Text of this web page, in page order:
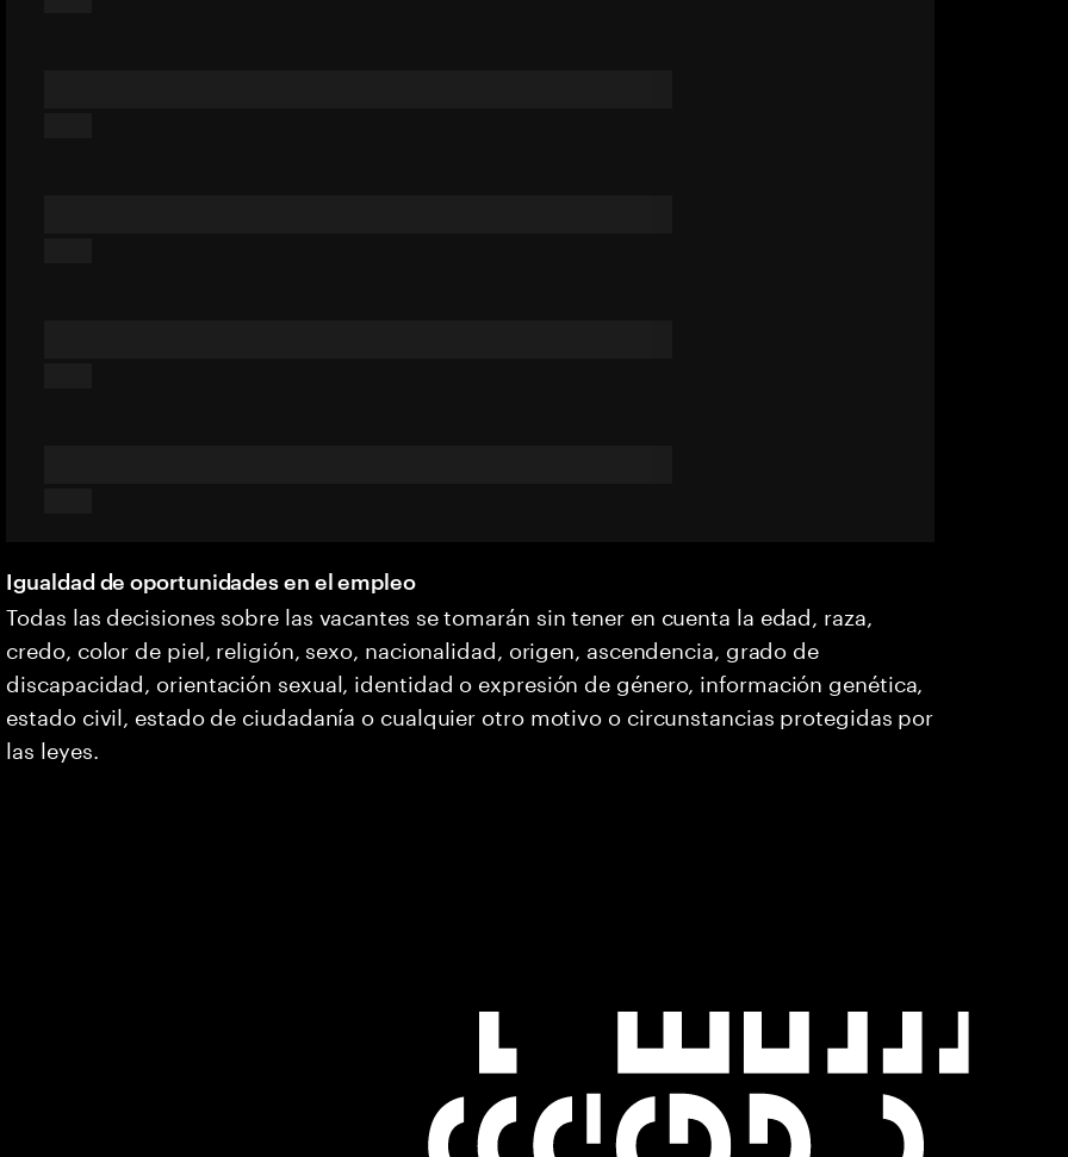
Igualdad de oportunidades en el empleo
Todas las decisiones sobre las vacantes se tomarán sin tener en cuenta la edad, raza,
credo, color de piel, religión, sexo, nacionalidad, origen, ascendencia, grado de
discapacidad, orientación sexual, identidad o expresión de género, información genética,
estado civil, estado de ciudadanía o cualquier otro motivo o circunstancias protegidas por
las leyes.